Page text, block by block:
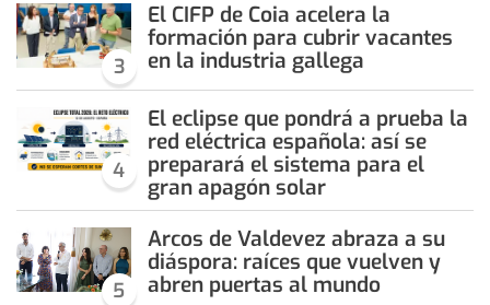
3
El CIFP de Coia acelera la
formación para cubrir vacantes
en la industria gallega
4
El eclipse que pondrá a prueba la
red eléctrica española: así se
preparará el sistema para el
gran apagón solar
5
Arcos de Valdevez abraza a su
diáspora: raíces que vuelven y
abren puertas al mundo